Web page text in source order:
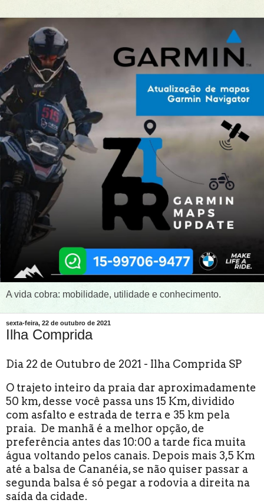
A vida cobra: mobilidade, utilidade e conhecimento.
sexta-feira, 22 de outubro de 2021
Ilha Comprida
Dia 22 de Outubro de 2021 - Ilha Comprida SP
O trajeto inteiro da praia dar aproximadamente
50 km, desse você passa uns 15 Km, dividido
com asfalto e estrada de terra e 35 km pela
praia. De manhã é a melhor opção, de
preferência antes das 10:00 a tarde fica muita
água voltando pelos canais. Depois mais 3,5 Km
até a balsa de Cananéia, se não quiser passar a
segunda balsa é só pegar a rodovia a direita na
saída da cidade.